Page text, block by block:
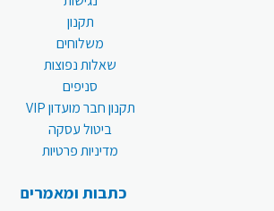
תקנון
משלוחים
שאלות נפוצות
סניפים
תקנון חבר מועדון VIP
ביטול עסקה
מדיניות פרטיות
כתבות ומאמרים